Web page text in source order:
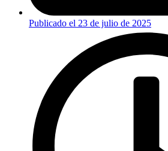
Publicado el 23 de julio de 2025